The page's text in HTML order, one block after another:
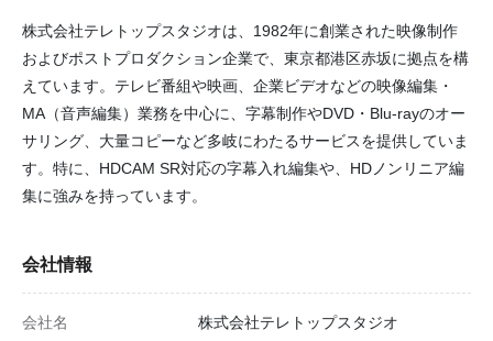
株式会社テレトップスタジオは、1982年に創業された映像制作
およびポストプロダクション企業で、東京都港区赤坂に拠点を構
えています。テレビ番組や映画、企業ビデオなどの映像編集・
MA（音声編集）業務を中心に、字幕制作やDVD・Blu-rayのオー
サリング、大量コピーなど多岐にわたるサービスを提供していま
す。特に、HDCAM SR対応の字幕入れ編集や、HDノンリニア編
集に強みを持っています。
会社情報
会社名 株式会社テレトップスタジオ